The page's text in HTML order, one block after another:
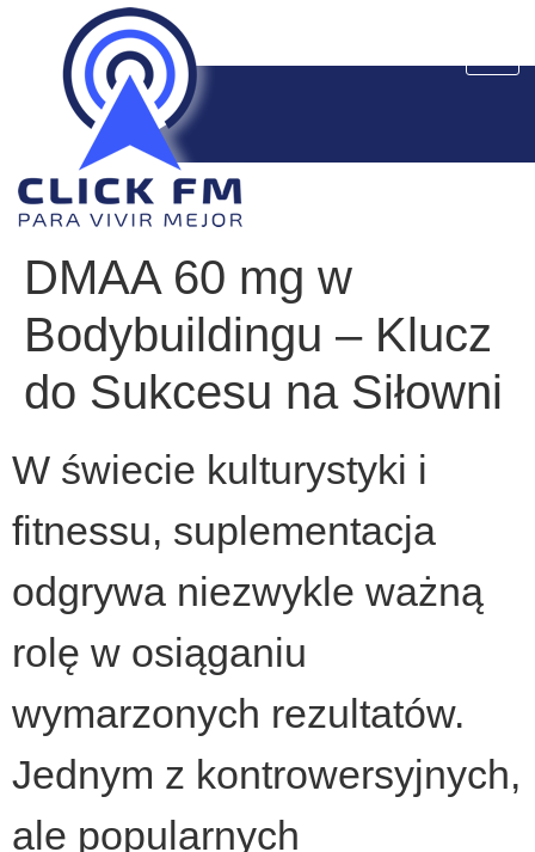
DMAA 60 mg w
Bodybuildingu – Klucz
do Sukcesu na Siłowni
W świecie kulturystyki i
fitnessu, suplementacja
odgrywa niezwykle ważną
rolę w osiąganiu
wymarzonych rezultatów.
Jednym z kontrowersyjnych,
ale popularnych